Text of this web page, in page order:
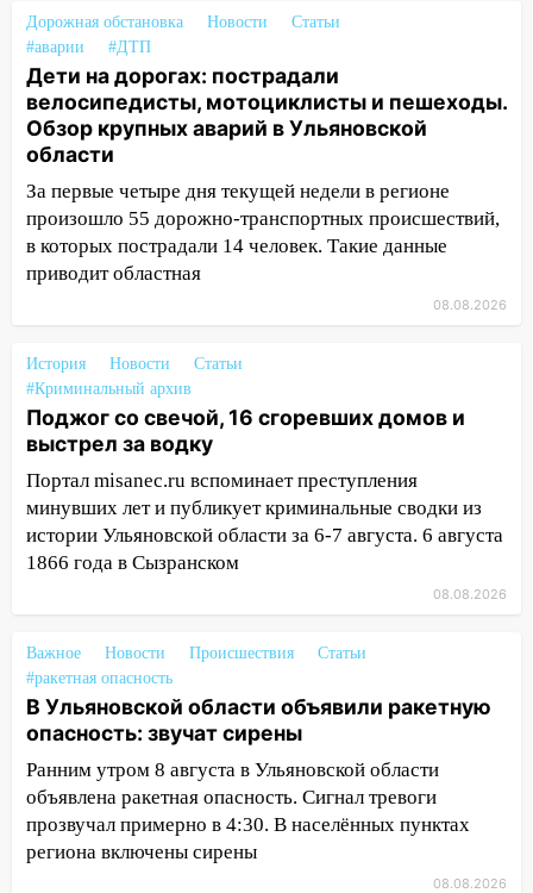
19:30
Ульяновцев приглашают
поддержать «Симбирскую чебурашку»
на фестивале «ФормАРТ»
18:11 Ульяновская область стала
пилотным регионом проекта
«Культурное долголетие»
17:16 В реанимацию Ульяновской
областной больницы поступили шесть
новых аппаратов ИВЛ
ремонтируют дороги, ставят остановки
и проводят новое освещение
16:35 В Ульяновске установили ещё
девять бункеров для крупногабаритного
мусора
16:26 В Ульяновске бесплатно покажут
матч «Волги» под открытым небом
В Ульяновском госуниверситете
цифровой ПЦР
15:47 Ульяновцы могут вернуть деньги
за абонементы закрывшегося фитнес-
клуба «Рекорд-Fitness»
15:34 После вмешательства
прокуратуры в селах Ульяновской
области привели в порядок детские
площадки
Дорожная обстановка Новости
Статьи
#аварии
#ДТП
Дети на дорогах: пострадали
велосипедисты, мотоциклисты и пешеходы.
Обзор крупных аварий в Ульяновской
области
За первые четыре дня текущей недели в регионе
произошло 55 дорожно-транспортных происшествий,
в которых пострадали 14 человек. Такие данные
приводит областная
08.08.2026
История Новости
Статьи
#Криминальный архив
Поджог со свечой, 16 сгоревших домов и
выстрел за водку
Портал misanec.ru вспоминает преступления
минувших лет и публикует криминальные сводки из
истории Ульяновской области за 6-7 августа. 6 августа
1866 года в Сызранском
08.08.2026
Важное Новости Происшествия
Статьи
#ракетная опасность
В Ульяновской области объявили ракетную
опасность: звучат сирены
Ранним утром 8 августа в Ульяновской области
объявлена ракетная опасность. Сигнал тревоги
прозвучал примерно в 4:30. В населённых пунктах
региона включены сирены
08.08.2026